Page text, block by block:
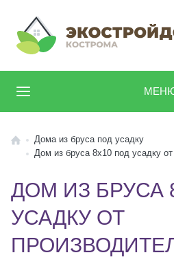
Дома из бруса под усадку
Дом из бруса 8х10 под усадку
ДОМ ИЗ БРУСА
УСАДКУ ОТ